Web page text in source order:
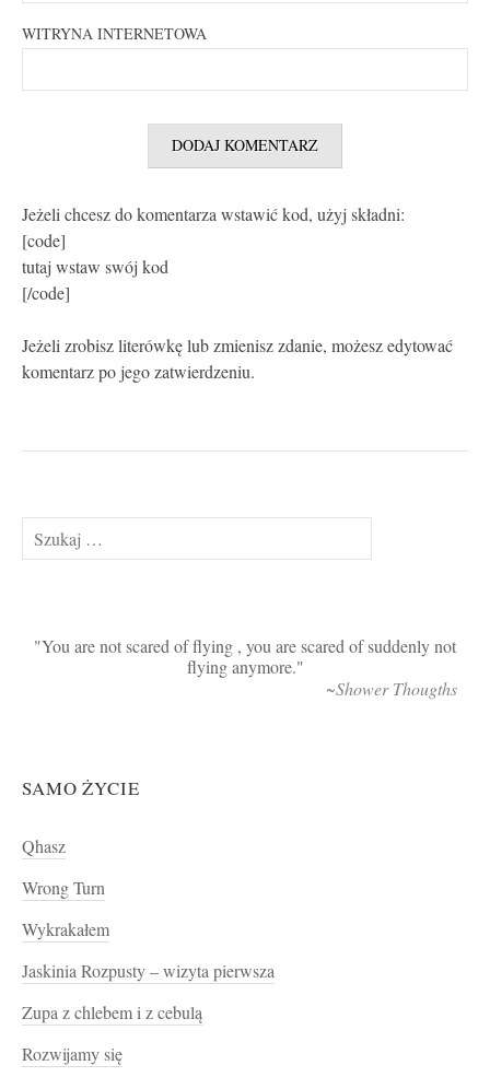
WITRYNA INTERNETOWA
Jeżeli chcesz do komentarza wstawić kod, użyj składni:
[code]
tutaj wstaw swój kod
[/code]
Jeżeli zrobisz literówkę lub zmienisz zdanie, możesz edytować
komentarz po jego zatwierdzeniu.
Szukaj:
You are not scared of flying , you are scared of suddenly not
flying anymore.
~Shower Thougths
SAMO ŻYCIE
Qhasz
Wrong Turn
Wykrakałem
Jaskinia Rozpusty – wizyta pierwsza
Zupa z chlebem i z cebulą
Rozwijamy się